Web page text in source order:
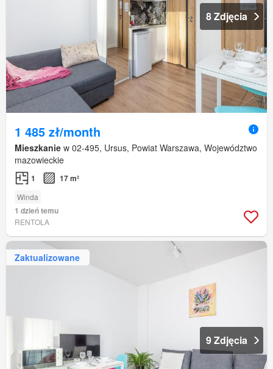
8 Zdjęcia
1 485 zł/month
Mieszkanie w 02-495, Ursus, Powiat Warszawa, Województwo
mazowieckie
1 17 m²
Winda
1 dzień temu
RENTOLA
Zaktualizowane
9 Zdjęcia